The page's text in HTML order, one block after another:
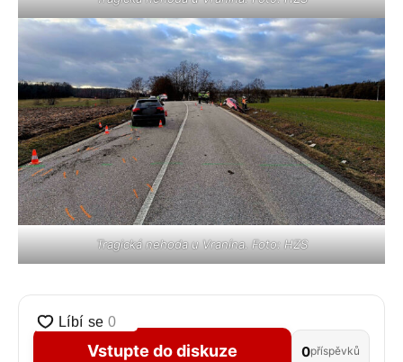
Tragická nehoda u Vranína. Foto: HZS
Vstupte do diskuze 0příspěvků